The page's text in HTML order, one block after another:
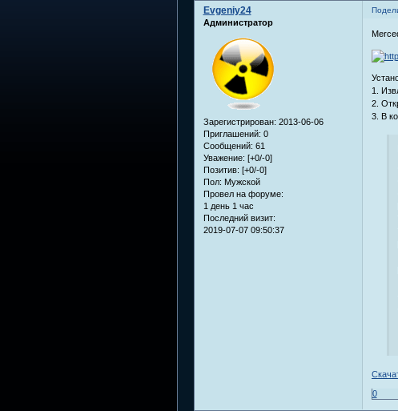
Evgeniy24
Администратор
Зарегистрирован: 2013-06-06
Приглашений: 0
Сообщений: 61
Уважение: [+0/-0]
Позитив: [+0/-0]
Пол: Мужской
Провел на форуме:
1 день 1 час
Последний визит:
2019-07-07 09:50:37
1.
2.
3. В
0